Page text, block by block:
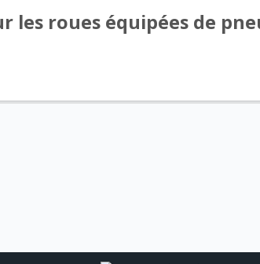
les roues équipées de